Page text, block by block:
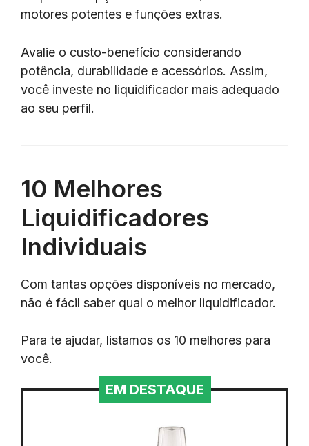
motores potentes e funções extras.
Avalie o custo-benefício considerando
potência, durabilidade e acessórios. Assim,
você investe no liquidificador mais adequado
ao seu perfil.
10 Melhores
Liquidificadores
Individuais
Com tantas opções disponíveis no mercado,
não é fácil saber qual o melhor liquidificador.
Para te ajudar, listamos os 10 melhores para
você.
EM DESTAQUE